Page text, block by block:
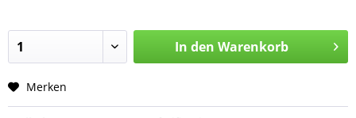
In den Warenkorb
Merken